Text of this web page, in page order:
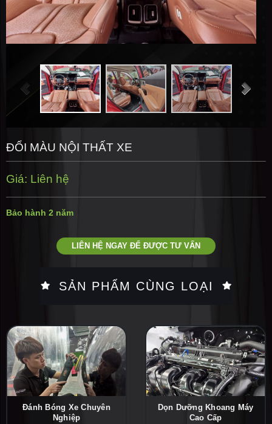
ĐỔI MÀU NỘI THẤT XE
Giá: Liên hệ
Bảo hành 2 năm
LIÊN HỆ NGAY ĐỂ ĐƯỢC TƯ VẤN
SẢN PHẨM CÙNG LOẠI
Đánh Bóng Xe Chuyên
Nghiệp
Dọn Dưỡng Khoang Máy
Cao Cấp